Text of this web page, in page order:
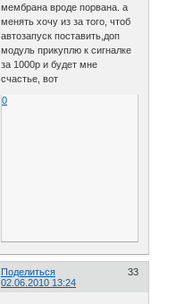
мембрана вроде порвана. а
менять хочу из за того, чтоб
автозапуск поставить,доп
модуль прикуплю к сигналке
за 1000р и будет мне
счастье, вот
0
Поделиться
33
02.06.2010 13:24